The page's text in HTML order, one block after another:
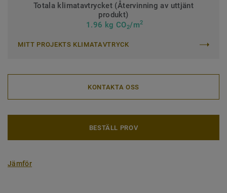
Totala klimatavtrycket (Återvinning av uttjänt
produkt)
1.96 kg CO2/m2
MITT PROJEKTS KLIMATAVTRYCK
KONTAKTA OSS
BESTÄLL PROV
Jämför